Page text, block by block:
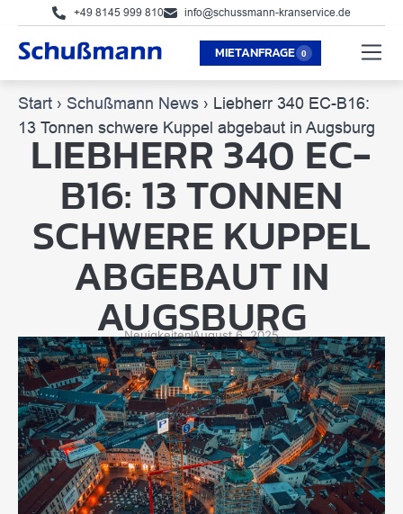
+49 8145 999 810 info@schussmann-kranservice.de
MIETANFRAGE
Start › Schußmann News › Liebherr 340 EC-B16:
13 Tonnen schwere Kuppel abgebaut in Augsburg
LIEBHERR 340 EC-
B16: 13 TONNEN
SCHWERE KUPPEL
ABGEBAUT IN
AUGSBURG
NeuigkeitenAugust 6, 2025